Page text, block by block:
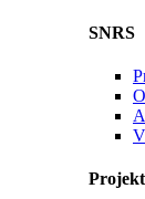
SNRS